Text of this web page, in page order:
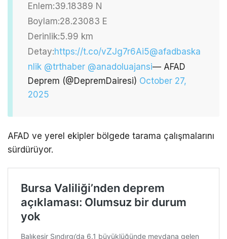
Enlem:39.18389 N
Boylam:28.23083 E
Derinlik:5.99 km
Detay:https://t.co/vZJg7r6Ai5@afadbaska
nlik @trthaber @anadoluajansi— AFAD
Deprem (@DepremDairesi) October 27,
2025
AFAD ve yerel ekipler bölgede tarama çalışmalarını
sürdürüyor.